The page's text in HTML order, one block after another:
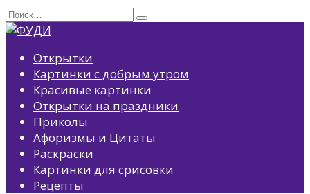
Перейти
к
Search
for:
Открытки
Картинки с добрым утром
Красивые картинки
Открытки на праздники
Приколы
Афоризмы и Цитаты
Раскраски
Картинки для срисовки
Рецепты